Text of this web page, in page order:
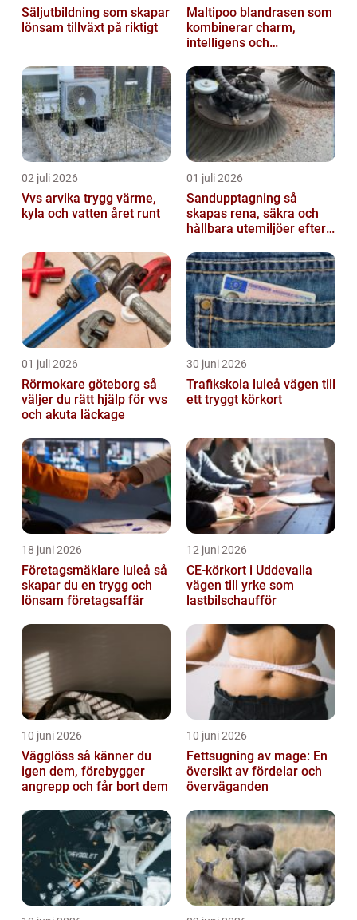
Säljutbildning som skapar
lönsam tillväxt på riktigt
Maltipoo blandrasen som
kombinerar charm,
intelligens och
02 juli 2026
Vvs arvika trygg värme,
kyla och vatten året runt
01 juli 2026
Sandupptagning så
skapas rena, säkra och
hållbara utemiljöer efter
01 juli 2026
Rörmokare göteborg så
väljer du rätt hjälp för vvs
och akuta läckage
30 juni 2026
Trafikskola luleå vägen till
ett tryggt körkort
18 juni 2026
Företagsmäklare luleå så
skapar du en trygg och
lönsam företagsaffär
12 juni 2026
CE-körkort i Uddevalla
vägen till yrke som
lastbilschaufför
10 juni 2026
Vägglöss så känner du
igen dem, förebygger
angrepp och får bort dem
10 juni 2026
Fettsugning av mage: En
översikt av fördelar och
överväganden